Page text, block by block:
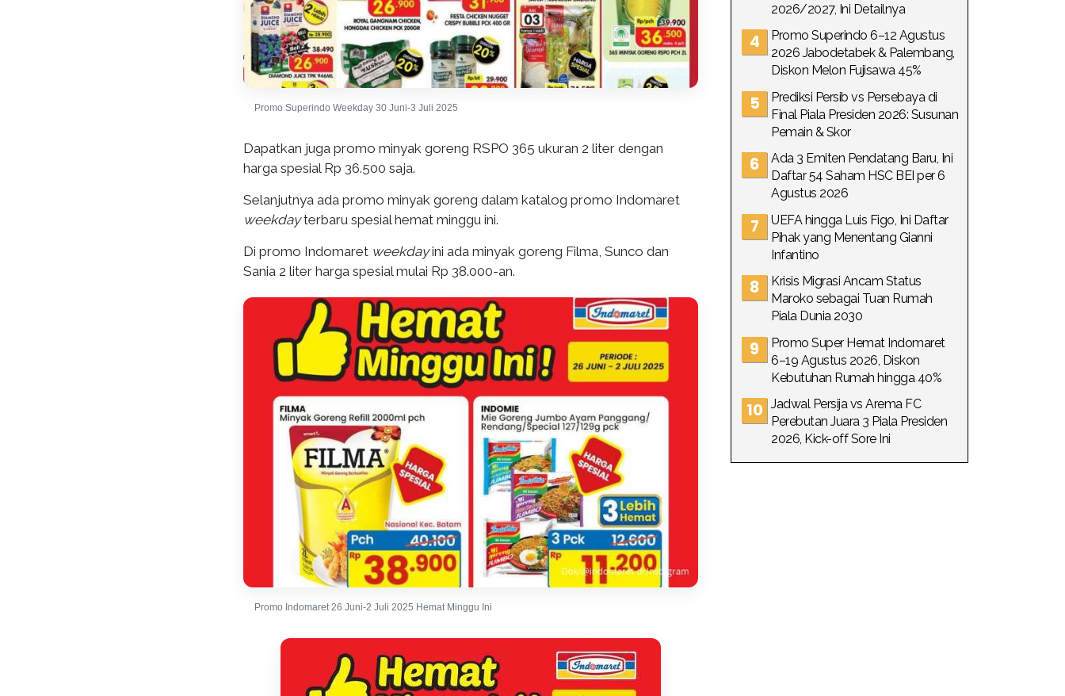
Promo Superindo Weekday 30 Juni-3 Juli 2025
Dapatkan juga promo minyak goreng RSPO 365 ukuran 2 liter dengan
harga spesial Rp 36.500 saja.
Selanjutnya ada promo minyak goreng dalam katalog promo Indomaret
weekdayterbaru spesial hemat minggu ini.
Di promo Indomaret weekdayini ada minyak goreng Filma, Sunco dan
Sania 2 liter harga spesial mulai Rp 38.000-an.
Promo Indomaret 26 Juni-2 Juli 2025 Hemat Minggu Ini
2026/2027, Ini Detailnya
Promo Superindo 6–12 Agustus
2026 Jabodetabek & Palembang,
Diskon Melon Fujisawa 45%
Prediksi Persib vs Persebaya di
Final Piala Presiden 2026: Susunan
Pemain & Skor
Ada 3 Emiten Pendatang Baru, Ini
Daftar 54 Saham HSC BEI per 6
Agustus 2026
UEFA hingga Luis Figo, Ini Daftar
Pihak yang Menentang Gianni
Infantino
Krisis Migrasi Ancam Status
Maroko sebagai Tuan Rumah
Piala Dunia 2030
Promo Super Hemat Indomaret
6–19 Agustus 2026, Diskon
Kebutuhan Rumah hingga 40%
Jadwal Persija vs Arema FC
Perebutan Juara 3 Piala Presiden
2026, Kick-off Sore Ini